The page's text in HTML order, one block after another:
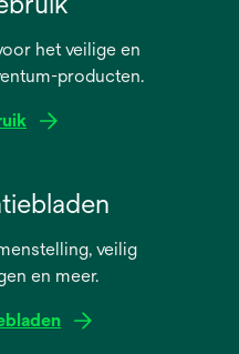
het veilige en
producten.
veilig
en meer.